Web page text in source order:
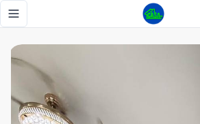
Toggle navigation menu
🌟 ¡Renta Totalmente Amueblado en